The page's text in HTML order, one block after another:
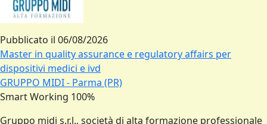
Pubblicato il 06/08/2026
Master in quality assurance e regulatory affairs per
dispositivi medici e ivd
GRUPPO MIDI - Parma (PR)
Smart Working 100%
Gruppo midi s.r.l., società di alta formazione professionale